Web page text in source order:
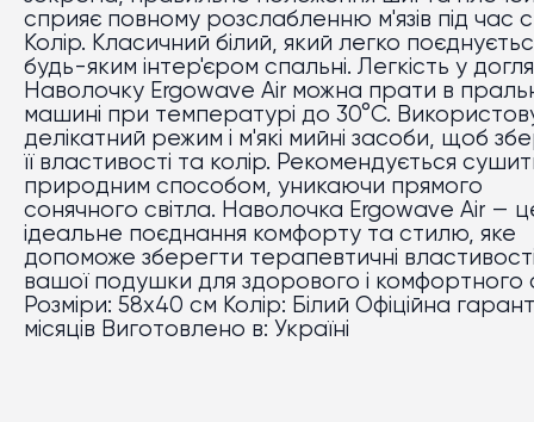
сприяє повному розслабленню м'язів під час
Колір. Класичний білий, який легко
будь-яким інтер'єром спальні. Легкість у
Наволочку Ergowave Air можна прати в
машині при температурі до 30°C.
делікатний режим і м'які мийні засоби, щоб
її властивості та колір. Рекомендується
природним способом, уникаючи прямого
сонячного світла. Наволочка Ergowave Air —
ідеальне поєднання комфорту та стилю, яке
допоможе зберегти терапевтичні
вашої подушки для здорового і комфортного
Розміри: 58x40 см Колір: Білий Офіційна
місяців Виготовлено в: Україні